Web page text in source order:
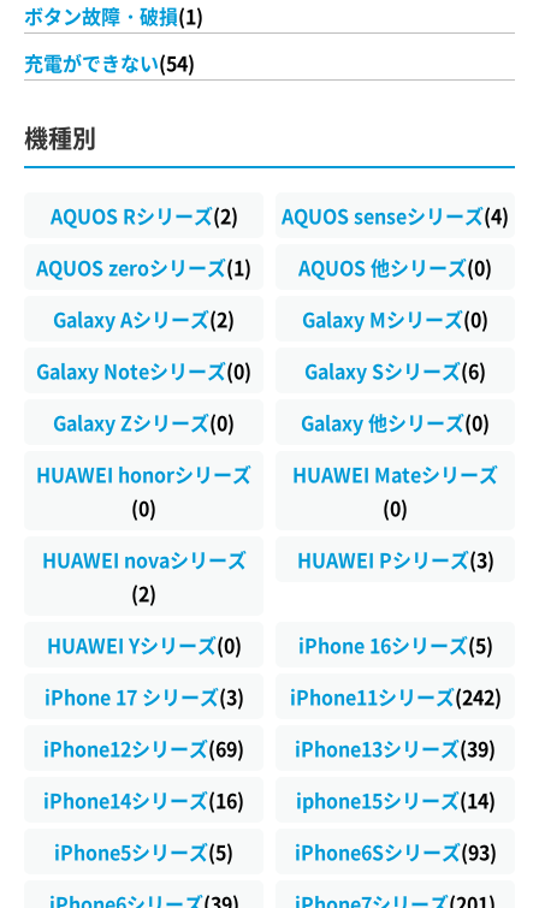
ボタン故障・破損(1)
充電ができない(54)
機種別
AQUOS Rシリーズ(2) AQUOS senseシリーズ(4)
AQUOS zeroシリーズ(1) AQUOS 他シリーズ(0)
Galaxy Aシリーズ(2) Galaxy Mシリーズ(0)
Galaxy Noteシリーズ(0) Galaxy Sシリーズ(6)
Galaxy Zシリーズ(0) Galaxy 他シリーズ(0)
HUAWEI honorシリーズ
(0)
HUAWEI Mateシリーズ
(0)
HUAWEI novaシリーズ
(2)
HUAWEI Pシリーズ(3)
HUAWEI Yシリーズ(0) iPhone 16シリーズ(5)
iPhone 17 シリーズ(3) iPhone11シリーズ(242)
iPhone12シリーズ(69) iPhone13シリーズ(39)
iPhone14シリーズ(16) iphone15シリーズ(14)
iPhone5シリーズ(5) iPhone6Sシリーズ(93)